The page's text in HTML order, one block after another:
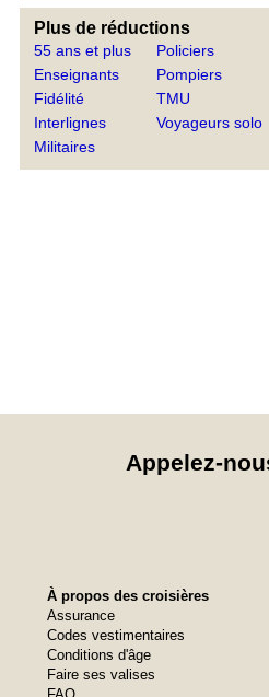
Plus de réductions
55 ans et plus
Enseignants
Fidélité
Interlignes
Militaires
Policiers
Pompiers
TMU
Voyageurs solo
Appelez-
À propos des croisières
Assurance
Codes vestimentaires
Conditions d'âge
Faire ses valises